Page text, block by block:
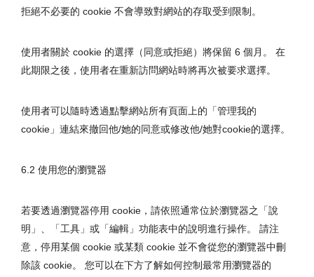
拒絕不必要的 cookie 不會導致對網站的存取受到限制。
使用者關於 cookie 的選擇（同意或拒絕）將保留 6 個月。 在
此期限之後，使用者在重新訪問網站時將再次被要求選擇。
使用者可以隨時透過點擊網站所有頁面上的「管理我的
cookie」連結來撤回他/她的同意或修改他/她對cookie的選擇。
6.2 使用您的瀏覽器
若要透過瀏覽器停用 cookie，請依照通常位於瀏覽器之「說
明」、「工具」或「編輯」功能表中的說明進行操作。 請注
意，停用某個 cookie 或某類 cookie 並不會從您的瀏覽器中刪
除該 cookie。 您可以在下方了解如何控制最常用瀏覽器的